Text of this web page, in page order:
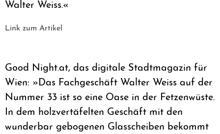
Walter Weiss.«
Link zum Artikel
Good Night.at, das digitale Stadtmagazin für
Wien: »Das Fachgeschäft Walter Weiss auf der
Nummer 33 ist so eine Oase in der Fetzenwüste.
In dem holzvertäfelten Geschäft mit den
wunderbar gebogenen Glasscheiben bekommt